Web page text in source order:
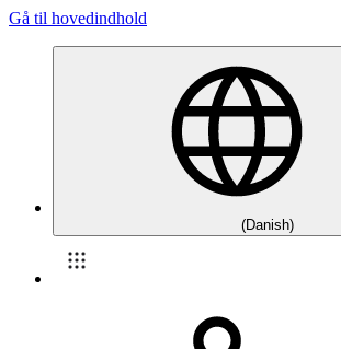
Gå til hovedindhold
(Danish)